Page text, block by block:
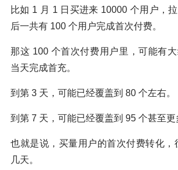
比如 1 月 1 日买进来 10000 个用户，
后一共有 100 个用户完成首次付费。
那这 100 个首次付费用户里，可能有
当天完成首充。
到第 3 天，可能已经覆盖到 80 个左右。
到第 7 天，可能已经覆盖到 95 个甚至更
也就是说，买量用户的首次付费转化，
几天。